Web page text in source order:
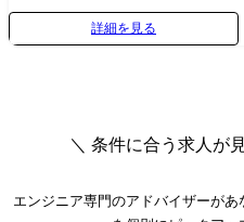
ングを用いた野良AIの防止 【ローコード開発に携わったエンジニアの
声】 ・API開発、オープンソースの
てられる。 より幅広い技術・知識
た。 中長期的にユーザーが求めて
わせ対応、機能改善提案) <お勧めポイント> ◆ノーコード・ローコード
Webアプリ開発ツールを用いて開発
◆SE、PGといった役割ではなく、
ことも、業務魅力の一つです。 !ご本人の経験・スキル、要望などに合わ
詳細を見る
＼ 条件に合う求人が
エンジニア専門のアドバイザーがあ